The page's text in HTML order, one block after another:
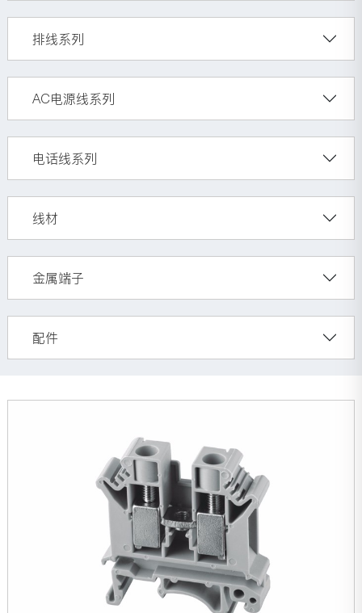
排线系列
AC电源线系列
电话线系列
线材
金属端子
配件